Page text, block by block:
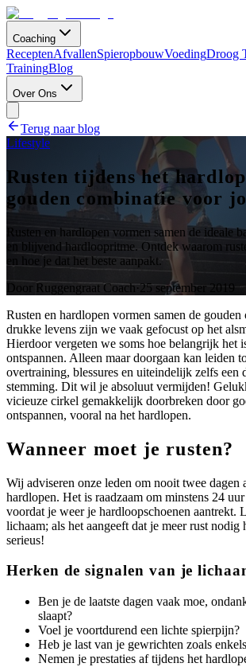
Coaching
ReceptenAfvallenSpieropbouwVoedingDroog
TrainingBlog
Over Ons
Terug naar blog
Lifestyle
Rusten tijdens het
gouden combinatie voor
Rusten en hardlopen vormen samen de ideale
en blijvend hardloopritme. Ontdek waarom
en hoe je dat het beste aanpakt.
Door Ruggengraat Coach·25 september 2019
Rusten en hardlopen vormen samen de
drukke levens zijn we vaak gefocust op het
Hierdoor vergeten we soms hoe belangrijk het
ontspannen. Alleen maar doorgaan kan leiden
overtraining, blessures en uiteindelijk zelfs een
stemming. Dit wil je absoluut vermijden!
vicieuze cirkel gemakkelijk doorbreken door
ontspannen, vooral na het hardlopen.
Wanneer moet je rusten?
Wij adviseren onze leden om nooit twee dagen
hardlopen. Het is raadzaam om minstens 24
voordat je weer je hardloopschoenen aantrekt.
lichaam; als het aangeeft dat je meer rust nodig
serieus!
Herken de signalen van je
Ben je de laatste dagen vaak moe,
slaapt?
Voel je voortdurend een lichte spierpijn?
Heb je last van je gewrichten zoals
Nemen je prestaties af tijdens het